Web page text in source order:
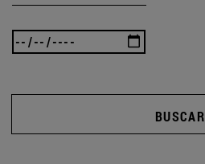
BUSCAR